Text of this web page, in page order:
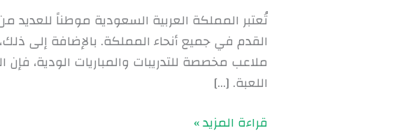
تُعتبر المملكة العربية السعودية موطناً
القدم في جميع أنحاء المملكة. بالإضافة إلى
ملاعب مخصصة للتدريبات والمباريات الودية،
اللعبة. […]
قراءة المزيد »